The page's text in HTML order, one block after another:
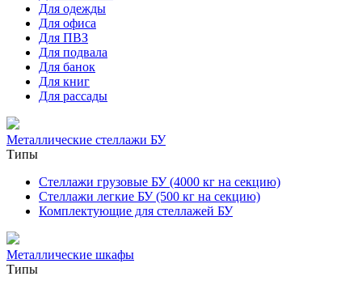
Для одежды
Для офиса
Для ПВЗ
Для подвала
Для банок
Для книг
Для рассады
Металлические стеллажи БУ
Типы
Стеллажи грузовые БУ (4000 кг на секцию)
Стеллажи легкие БУ (500 кг на секцию)
Комплектующие для стеллажей БУ
Металлические шкафы
Типы